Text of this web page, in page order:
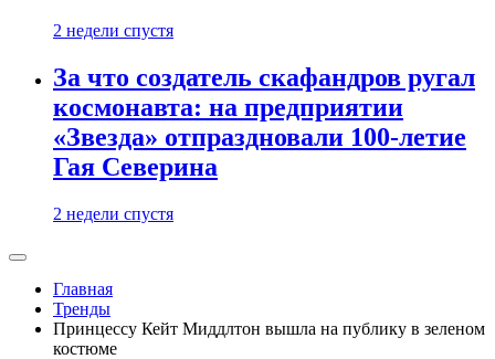
2 недели спустя
За что создатель скафандров ругал
космонавта: на предприятии
«Звезда» отпраздновали 100-летие
Гая Северина
2 недели спустя
Главная
Тренды
Принцессу Кейт Миддлтон вышла на публику в зеленом
костюме